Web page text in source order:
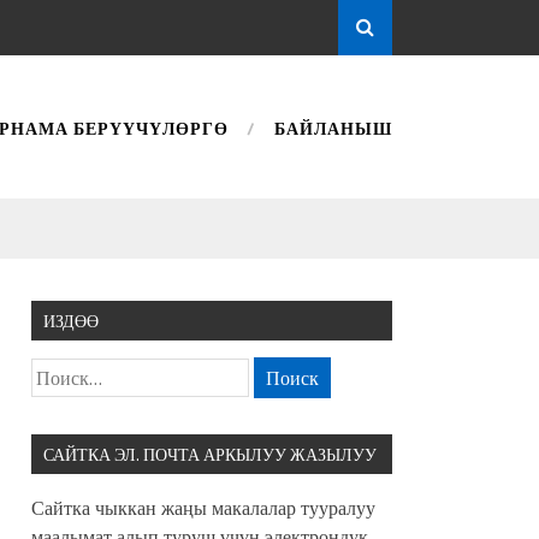
БЕРҮҮЧҮЛӨРГӨ БАЙЛАНЫШ
ИЗДӨӨ
САЙТКА ЭЛ. ПОЧТА АРКЫЛУУ ЖАЗЫЛУУ
Сайтка чыккан жаңы макалалар тууралуу